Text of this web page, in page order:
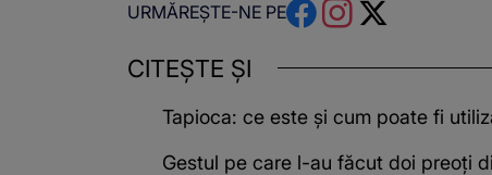
URMĂREȘTE-NE PE
CITEȘTE ȘI
Tapioca: ce este și cum poate fi
Gestul pe care l-au făcut doi preoți